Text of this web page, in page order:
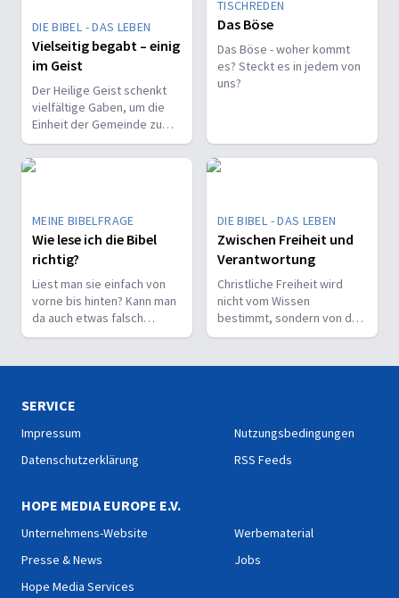
DIE BIBEL - DAS LEBEN
Vielseitig begabt – einig
im Geist
Der Heilige Geist schenkt
vielfältige Gaben, um die
Einheit der Gemeinde zu
stärken und sie zu
befähigen, Christus vor den
Menschen zu bekennen.
TISCHREDEN
Das Böse
Das Böse - woher kommt
es? Steckt es in jedem von
uns?
MEINE BIBELFRAGE
Wie lese ich die Bibel
richtig?
Liest man sie einfach von
vorne bis hinten? Kann man
da auch etwas falsch
machen? Wie interpretiert
DIE BIBEL - DAS LEBEN
Zwischen Freiheit und
Verantwortung
Christliche Freiheit wird
nicht vom Wissen
bestimmt, sondern von der
Beziehung zum Nächsten –
SERVICE
Impressum
Datenschutzerklärung
Nutzungsbedingungen
RSS Feeds
HOPE MEDIA EUROPE E.V.
Unternehmens-Website
Presse & News
Hope Media Services
Werbematerial
Jobs